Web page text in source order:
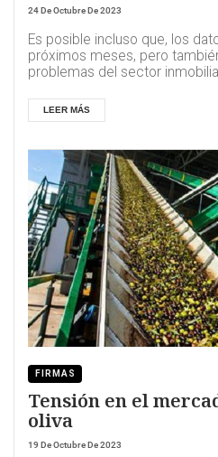
24 De Octubre De 2023
Es posible incluso que, los
próximos meses, pero
problemas del sector
LEER MÁS
FIRMAS
Tensión en el mercado del aceite de
oliva
19 De Octubre De 2023